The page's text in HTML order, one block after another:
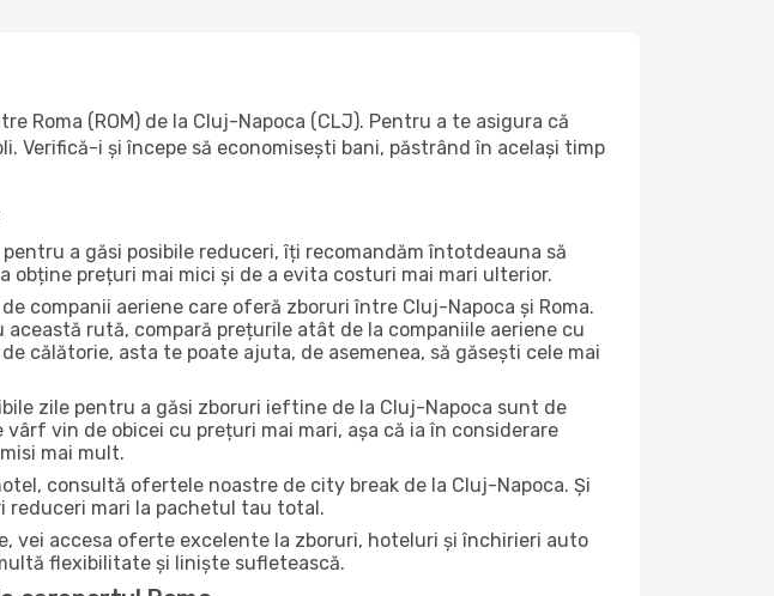
Roma (ROM) de la Cluj-Napoca (CLJ). Pentru a te asigura că
Verifică-i și începe să economisești bani, păstrând în același timp
a găsi posibile reduceri, îți recomandăm întotdeauna să
obține prețuri mai mici și de a evita costuri mai mari ulterior.
companii aeriene care oferă zboruri între Cluj-Napoca și Roma.
rută, compară prețurile atât de la companiile aeriene cu
călătorie, asta te poate ajuta, de asemenea, să găsești cele mai
zile pentru a găsi zboruri ieftine de la Cluj-Napoca sunt de
vin de obicei cu prețuri mai mari, așa că ia în considerare
mai mult.
consultă ofertele noastre de city break de la Cluj-Napoca. Și
reduceri mari la pachetul tau total.
vei accesa oferte excelente la zboruri, hoteluri și închirieri auto
flexibilitate și liniște sufletească.